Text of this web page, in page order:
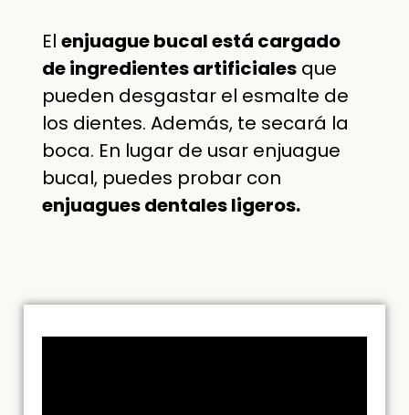
El enjuague bucal está cargado
de ingredientes artificiales que
pueden desgastar el esmalte de
los dientes. Además, te secará la
boca. En lugar de usar enjuague
bucal, puedes probar con
enjuagues dentales ligeros.